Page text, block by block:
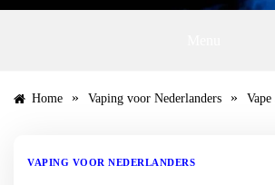
Home » Vaping voor Nederlanders »
VAPING VOOR NEDERLANDERS